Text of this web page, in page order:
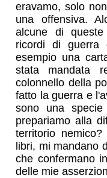
eravamo, solo
una offensiva.
alcune di
ricordi di guerra
esempio una
stata mandata
colonnello della
fatto la guerra e
sono una
prepariamo alla
territorio
libri, mi mandano
che confermano
delle mie